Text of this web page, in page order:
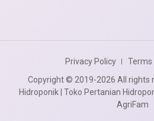
Privacy Policy
Terms
Copyright © 2019-2026 All rights
Hidroponik | Toko Pertanian
AgriFam
Accept Manage